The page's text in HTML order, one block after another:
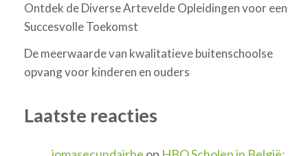
Ontdek de Diverse Artevelde Opleidingen voor een
Succesvolle Toekomst
De meerwaarde van kwalitatieve buitenschoolse
opvang voor kinderen en ouders
Laatste reacties